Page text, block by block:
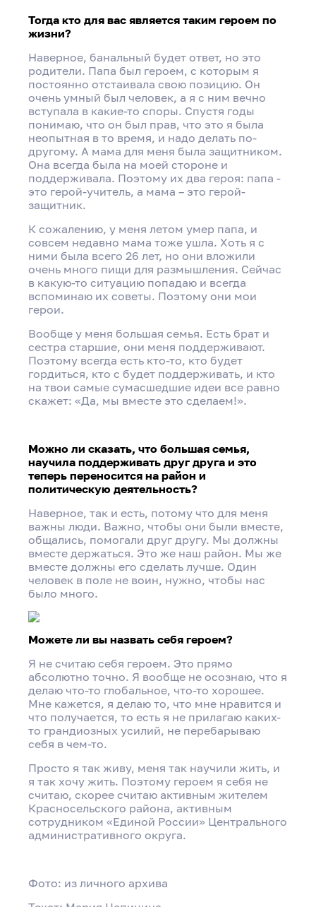
Тогда кто для вас является таким героем по
жизни?
Наверное, банальный будет ответ, но это
родители. Папа был героем, с которым я
постоянно отстаивала свою позицию. Он
очень умный был человек, а я с ним вечно
вступала в какие-то споры. Спустя годы
понимаю, что он был прав, что это я была
неопытная в то время, и надо делать по-
другому. А мама для меня была защитником.
Она всегда была на моей стороне и
поддерживала. Поэтому их два героя: папа -
это герой-учитель, а мама – это герой-
защитник.
К сожалению, у меня летом умер папа, и
совсем недавно мама тоже ушла. Хоть я с
ними была всего 26 лет, но они вложили
очень много пищи для размышления. Сейчас
в какую-то ситуацию попадаю и всегда
вспоминаю их советы. Поэтому они мои
герои.
Вообще у меня большая семья. Есть брат и
сестра старшие, они меня поддерживают.
Поэтому всегда есть кто-то, кто будет
гордиться, кто с будет поддерживать, и кто
на твои самые сумасшедшие идеи все равно
скажет: «Да, мы вместе это сделаем!».
Можно ли сказать, что большая семья,
научила поддерживать друг друга и это
теперь переносится на район и
политическую деятельность?
Наверное, так и есть, потому что для меня
важны люди. Важно, чтобы они были вместе,
общались, помогали друг другу. Мы должны
вместе держаться. Это же наш район. Мы же
вместе должны его сделать лучше. Один
человек в поле не воин, нужно, чтобы нас
было много.
Можете ли вы назвать себя героем?
Я не считаю себя героем. Это прямо
абсолютно точно. Я вообще не осознаю, что я
делаю что-то глобальное, что-то хорошее.
Мне кажется, я делаю то, что мне нравится и
что получается, то есть я не прилагаю каких-
то грандиозных усилий, не перебарываю
себя в чем-то.
Просто я так живу, меня так научили жить, и
я так хочу жить. Поэтому героем я себя не
считаю, скорее считаю активным жителем
Красносельского района, активным
сотрудником «Единой России» Центрального
административного округа.
Фото: из личного архива